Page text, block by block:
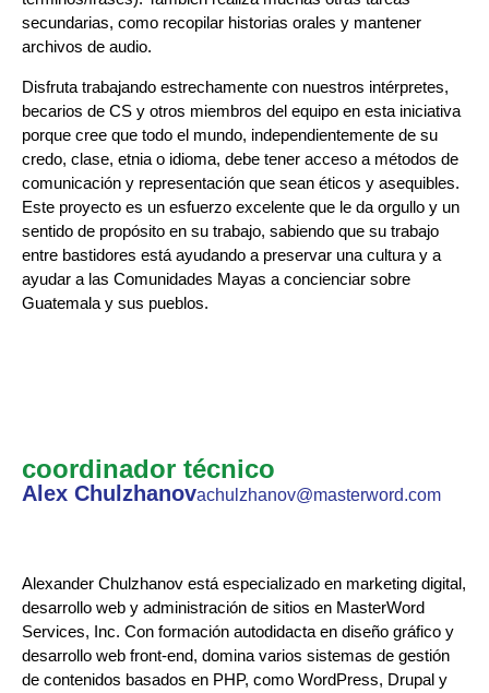
secundarias, como recopilar historias orales y mantener
archivos de audio.
Disfruta trabajando estrechamente con nuestros intérpretes,
becarios de CS y otros miembros del equipo en esta iniciativa
porque cree que todo el mundo, independientemente de su
credo, clase, etnia o idioma, debe tener acceso a métodos de
comunicación y representación que sean éticos y asequibles.
Este proyecto es un esfuerzo excelente que le da orgullo y un
sentido de propósito en su trabajo, sabiendo que su trabajo
entre bastidores está ayudando a preservar una cultura y a
ayudar a las Comunidades Mayas a concienciar sobre
Guatemala y sus pueblos.
coordinador técnico
Alex Chulzhanovachulzhanov@masterword.com
Alexander Chulzhanov está especializado en marketing digital,
desarrollo web y administración de sitios en MasterWord
Services, Inc. Con formación autodidacta en diseño gráfico y
desarrollo web front-end, domina varios sistemas de gestión
de contenidos basados en PHP, como WordPress, Drupal y